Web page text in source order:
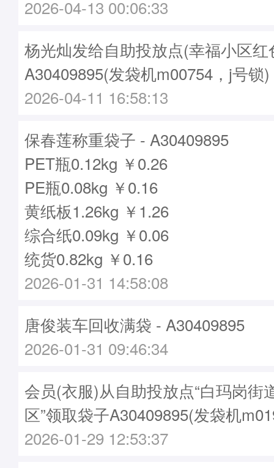
2026-04-13 00:06:33
杨光灿发给自助投放点(幸福小区
A30409895(发袋机m00754，j号锁)
2026-04-11 16:58:13
保春莲称重袋子 - A30409895
PET瓶0.12kg ￥0.26
PE瓶0.08kg ￥0.16
黄纸板1.26kg ￥1.26
综合纸0.09kg ￥0.06
统货0.82kg ￥0.16
2026-01-31 14:58:08
唐俊装车回收满袋 - A30409895
2026-01-31 09:46:34
会员(衣服)从自助投放点“白玛岗街
区”领取袋子A30409895(发袋机
2026-01-29 12:53:37